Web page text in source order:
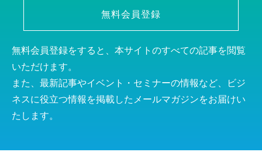
無料会員登録
無料会員登録をすると、本サイトのすべての記事を閲覧
いただけます。
また、最新記事やイベント・セミナーの情報など、ビジ
ネスに役立つ情報を掲載したメールマガジンをお届けい
たします。